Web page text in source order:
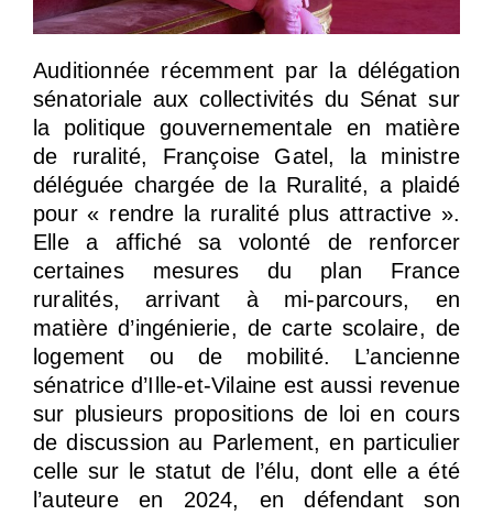
Auditionnée récemment par la délégation
sénatoriale aux collectivités du Sénat sur
la politique gouvernementale en matière
de ruralité, Françoise Gatel, la ministre
déléguée chargée de la Ruralité, a plaidé
pour « rendre la ruralité plus attractive ».
Elle a affiché sa volonté de renforcer
certaines mesures du plan France
ruralités, arrivant à mi-parcours, en
matière d’ingénierie, de carte scolaire, de
logement ou de mobilité. L’ancienne
sénatrice d’Ille-et-Vilaine est aussi revenue
sur plusieurs propositions de loi en cours
de discussion au Parlement, en particulier
celle sur le statut de l’élu, dont elle a été
l’auteure en 2024, en défendant son